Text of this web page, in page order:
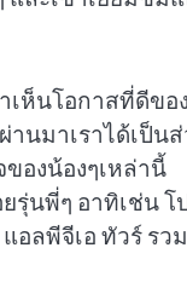
เห็นโอกาสที่ดีของ
นมาเราได้เป็น
องน้องๆเหล่านี้
รุ่นพี่ๆ อาทิเช่น โ
ลพีจีเอ ทัวร์ รว